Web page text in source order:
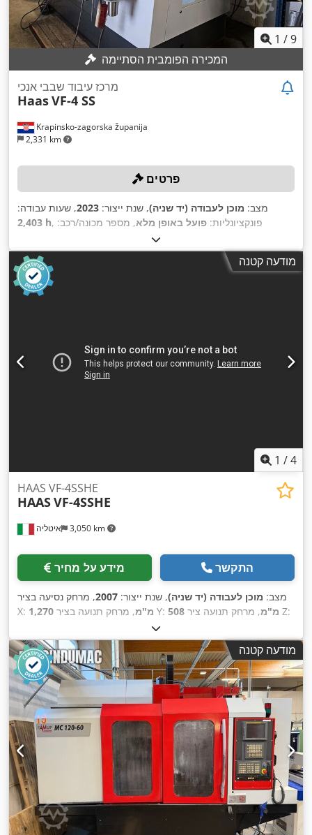
1 /9
המכירה הפומבית הסתיימה
Krapinsko-zagorska županija
2,331 km
מרכז עיבוד שבבי אנכי
HaasVF-4 SS
פרטים
מצב: מוכן לעבודה (יד שניה), שנת ייצור: 2023, שעות עבודה:
2,403 h
, פונקציונליות: פועל באופן מלא, מספר מכונה/רכב:
508 מ"מ, מרחק תנועה ציר Z: 635 מ"מ, מהירות ציר (מקסימלית):
12,000 סל"ד
מודעה קטנה
1 /4
איטליה 3,050 km
HAAS VF-4SSHE
HAASVF-4SSHE
מידע על מחיר התקשר
מצב: מוכן לעבודה (יד שניה), שנת ייצור: 2007, מרחק נסיעה בציר
X:
1,270 מ"מ , מרחק תנועה בציר Y: 508 מ"מ , מרחק תנועה ציר Z:
, מהירות ציר (מקסימלית):12,000 סל"ד
במאגזין הכלים:24, מספר צירים:3 ,
מודעה קטנה